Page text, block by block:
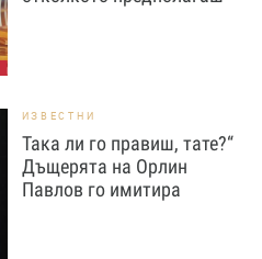
ИЗВЕСТНИ
Така ли го правиш, тате?“
Дъщерята на Орлин
Павлов го имитира